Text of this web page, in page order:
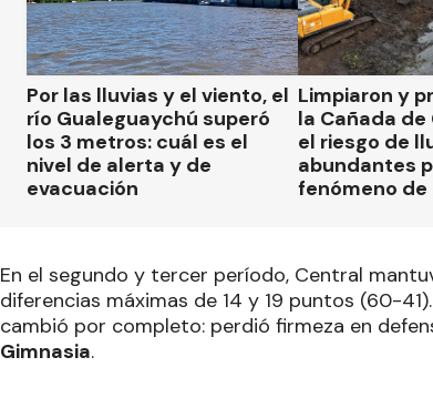
Por las lluvias y el viento, el
río Gualeguaychú superó
los 3 metros: cuál es el
nivel de alerta y de
evacuación
Limpiaron y
la Cañada
el riesgo de
abundantes
fenómeno de
En el segundo y tercer período, Central
diferencias máximas de 14 y 19 puntos (60-
cambió por completo: perdió firmeza en
Gimnasia.